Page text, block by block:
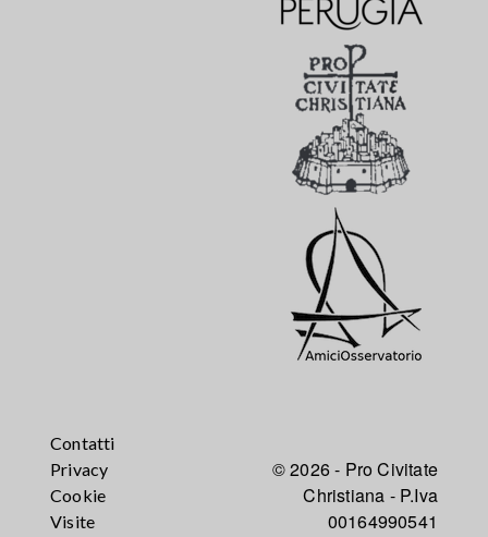
Contatti
Privacy
Cookie
Visite
© 2026 - Pro Civitate
Christiana - P.Iva
00164990541